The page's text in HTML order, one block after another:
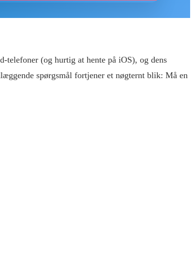
telefoner (og hurtig at hente på iOS), og dens
spørgsmål fortjener et nøgternt blik: Må en